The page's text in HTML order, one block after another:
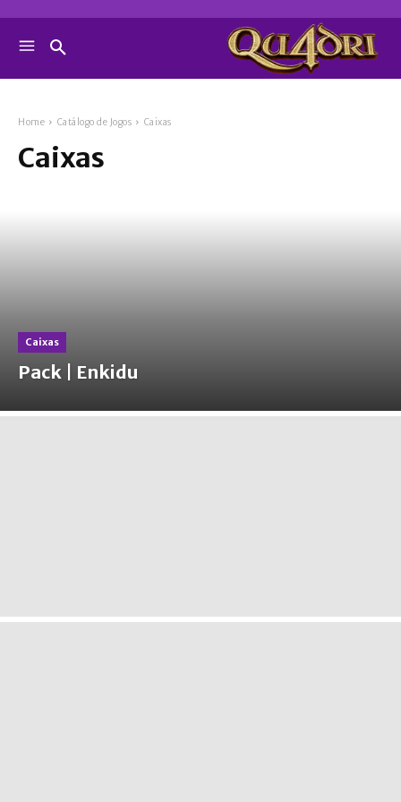
Home Catálogo de Jogos Caixas
Caixas
Caixas
Pack | Enkidu